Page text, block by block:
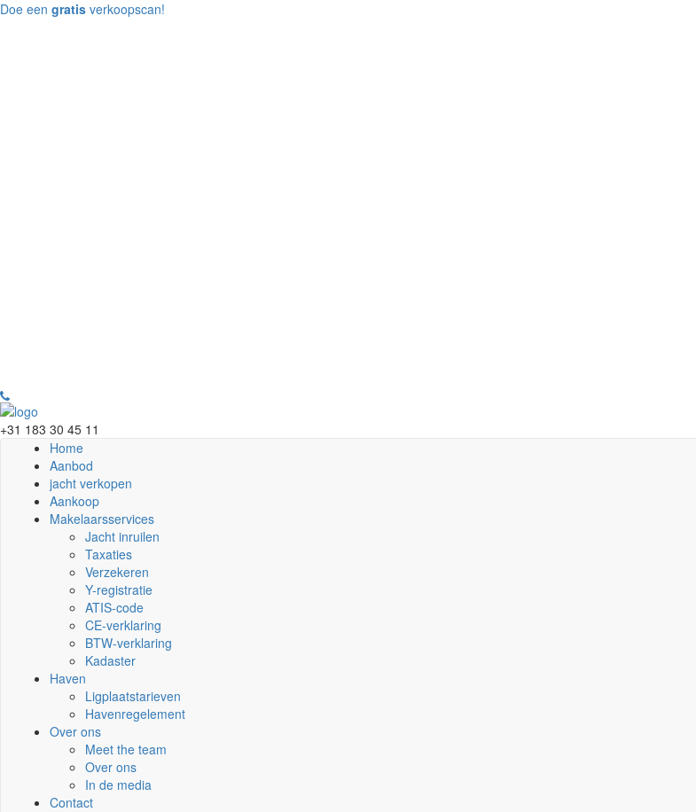
Doe een gratis verkoopscan!
+31 183 30 45 11
Home
Aanbod
jacht verkopen
Aankoop
Makelaarsservices
Jacht inruilen
Taxaties
Verzekeren
Y-registratie
ATIS-code
CE-verklaring
BTW-verklaring
Kadaster
Haven
Ligplaatstarieven
Havenregelement
Over ons
Meet the team
Over ons
In de media
Contact